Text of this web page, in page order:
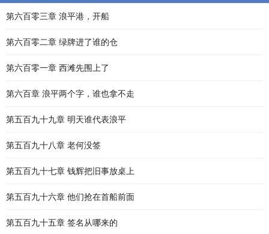
第六百零三章 浪平港，开船
第六百零二章 绿牌进了谁的仓
第六百零一章 西滩先围上了
第六百章 浪平两个字，谁也拿不走
第五百九十九章 明天谁代表浪平
第五百九十八章 老何没签
第五百九十七章 钱辉把旧事放桌上
第五百九十六章 他们抢在首船前面
第五百九十五章 签名从哪来的